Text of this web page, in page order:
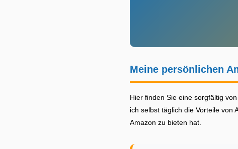
Meine persönlichen
Hier finden Sie eine sorgfältig
ich selbst täglich die Vorteile von
Amazon zu bieten hat.